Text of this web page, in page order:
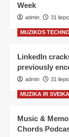
Week
admin 31
MUZIKOS
LinkedIn
previously
admin 31
MUZIKA IR
Music &
Chords